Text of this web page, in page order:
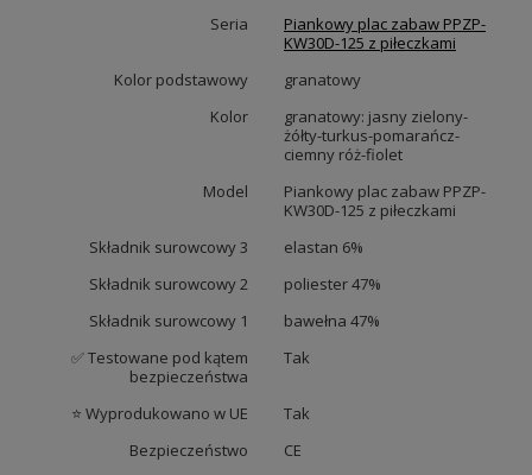
Seria
Piankowy plac zabaw PPZP-
KW30D-125 z piłeczkami
Kolor podstawowy
granatowy
Kolor
granatowy: jasny zielony-
żółty-turkus-pomarańcz-
ciemny róż-fiolet
Model
Piankowy plac zabaw PPZP-
KW30D-125 z piłeczkami
Składnik surowcowy 3
elastan 6%
Składnik surowcowy 2
poliester 47%
Składnik surowcowy 1
bawełna 47%
✅ Testowane pod kątem
bezpieczeństwa
Tak
⭐ Wyprodukowano w UE
Tak
Bezpieczeństwo
CE